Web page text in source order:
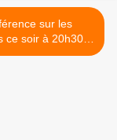
sur les
ce soir à 20h30 à
Arzon, Maison du port >